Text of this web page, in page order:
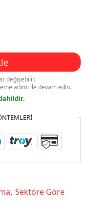
değişebilir.
adımı ile devam edin.
, Sektöre Göre